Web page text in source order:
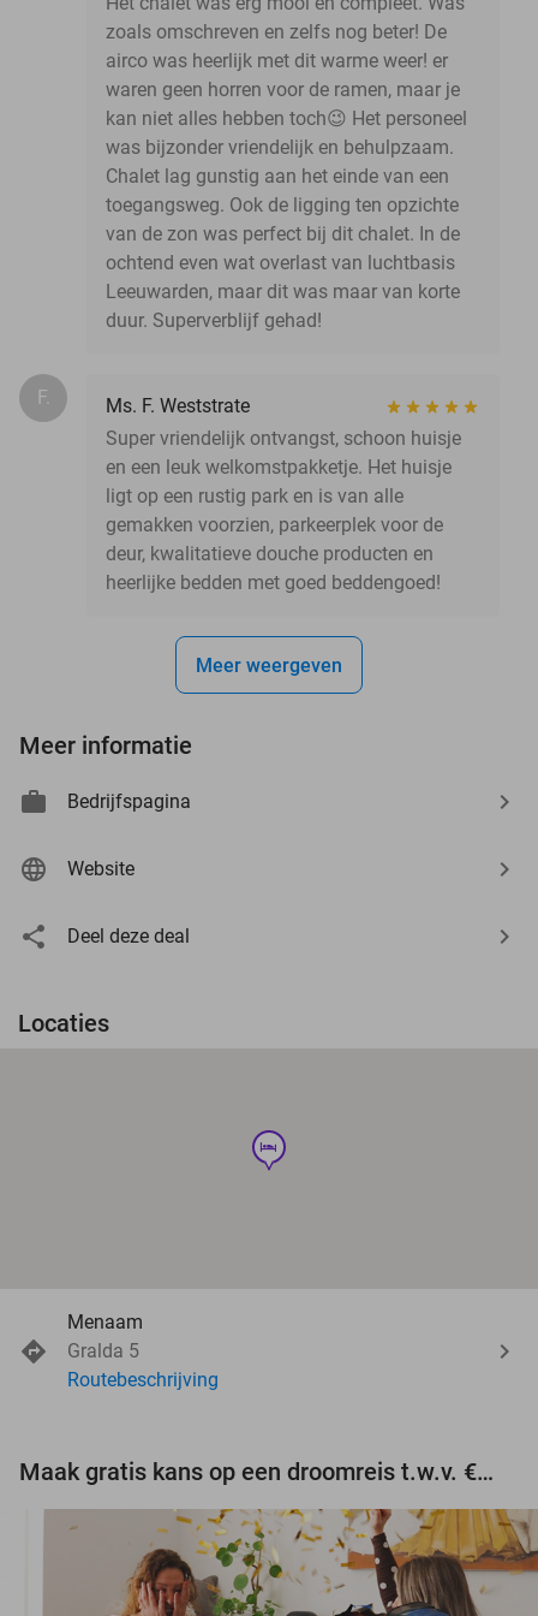
zoals omschreven en zelfs nog beter! De
airco was heerlijk met dit warme weer! er
waren geen horren voor de ramen, maar je
kan niet alles hebben toch😉 Het personeel
was bijzonder vriendelijk en behulpzaam.
Chalet lag gunstig aan het einde van een
toegangsweg. Ook de ligging ten opzichte
van de zon was perfect bij dit chalet. In de
ochtend even wat overlast van luchtbasis
Leeuwarden, maar dit was maar van korte
duur. Superverblijf gehad!
F.
Ms. F. Weststrate
Super vriendelijk ontvangst, schoon huisje
en een leuk welkomstpakketje. Het huisje
ligt op een rustig park en is van alle
gemakken voorzien, parkeerplek voor de
deur, kwalitatieve douche producten en
heerlijke bedden met goed beddengoed!
Meer weergeven
Meer informatie
Bedrijfspagina
Website
Deel deze deal
Locaties
hotel
Menaam
Gralda 5
Routebeschrijving
Maak gratis kans op een droomreis t.w.v. €3.000!